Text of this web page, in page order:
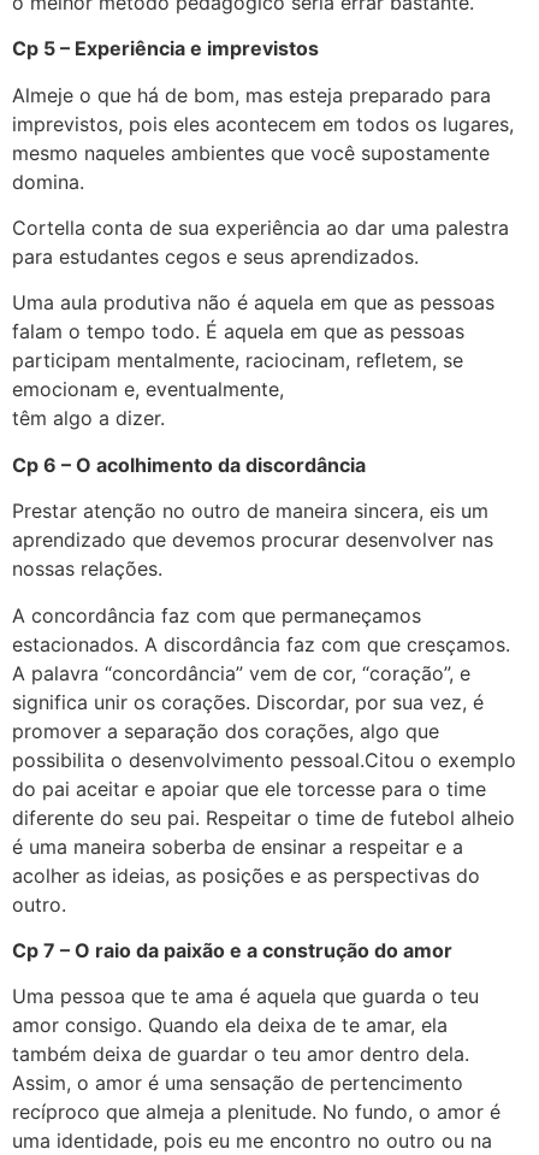
Cp 5 – Experiência e imprevistos
Almeje o que há de bom, mas esteja preparado para
imprevistos, pois eles acontecem em todos os lugares,
mesmo naqueles ambientes que você supostamente
domina.
Cortella conta de sua experiência ao dar uma palestra
para estudantes cegos e seus aprendizados.
Uma aula produtiva não é aquela em que as pessoas
falam o tempo todo. É aquela em que as pessoas
participam mentalmente, raciocinam, refletem, se
emocionam e, eventualmente,
têm algo a dizer.
Cp 6 – O acolhimento da discordância
Prestar atenção no outro de maneira sincera, eis um
aprendizado que devemos procurar desenvolver nas
nossas relações.
A concordância faz com que permaneçamos
estacionados. A discordância faz com que cresçamos.
A palavra “concordância” vem de cor, “coração”, e
significa unir os corações. Discordar, por sua vez, é
promover a separação dos corações, algo que
possibilita o desenvolvimento pessoal.Citou o exemplo
do pai aceitar e apoiar que ele torcesse para o time
diferente do seu pai. Respeitar o time de futebol alheio
é uma maneira soberba de ensinar a respeitar e a
acolher as ideias, as posições e as perspectivas do
outro.
Cp 7 – O raio da paixão e a construção do amor
Uma pessoa que te ama é aquela que guarda o teu
amor consigo. Quando ela deixa de te amar, ela
também deixa de guardar o teu amor dentro dela.
Assim, o amor é uma sensação de pertencimento
recíproco que almeja a plenitude. No fundo, o amor é
uma identidade, pois eu me encontro no outro ou na